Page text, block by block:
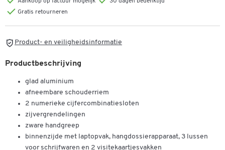
Gratis retourneren
Product- en veiligheidsinformatie
Productbeschrijving
glad aluminium
afneembare schouderriem
2 numerieke cijfercombinatiesloten
zijvergrendelingen
zware handgreep
binnenzijde met laptopvak, hangdossierapparaat, 3 lussen
voor schrijfwaren en 2 visitekaartjesvakken